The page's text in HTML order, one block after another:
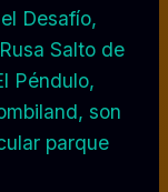
Desafío,
Salto de
Péndulo,
son
parque